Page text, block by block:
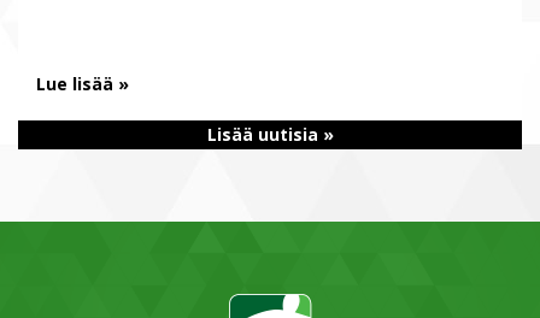
Lue lisää »
Lisää uutisia »